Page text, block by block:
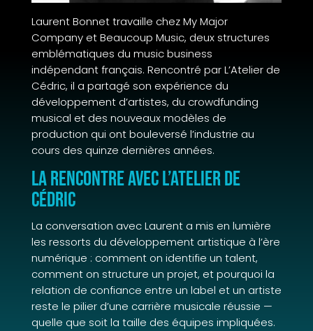
Laurent Bonnet travaille chez My Major
Company et Beaucoup Music, deux structures
emblématiques du music business
indépendant français. Rencontré par L’Atelier de
Cédric, il a partagé son expérience du
développement d’artistes, du crowdfunding
musical et des nouveaux modèles de
production qui ont bouleversé l’industrie au
cours des quinze dernières années.
La rencontre avec L’Atelier de
Cédric
La conversation avec Laurent a mis en lumière
les ressorts du développement artistique à l’ère
numérique : comment on identifie un talent,
comment on structure un projet, et pourquoi la
relation de confiance entre un label et un artiste
reste le pilier d’une carrière musicale réussie —
quelle que soit la taille des équipes impliquées.